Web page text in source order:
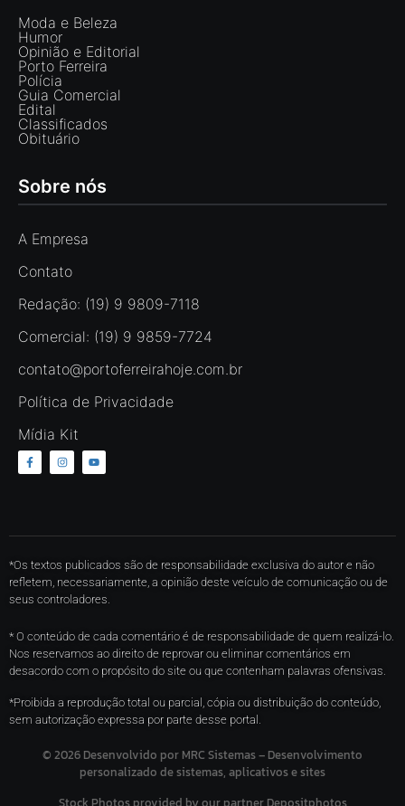
Moda e Beleza
Humor
Opinião e Editorial
Porto Ferreira
Polícia
Guia Comercial
Edital
Classificados
Obituário
Sobre nós
A Empresa
Contato
Redação: (19) 9 9809-7118
Comercial: (19) 9 9859-7724
contato@portoferreirahoje.com.br
Política de Privacidade
Mídia Kit
*Os textos publicados são de responsabilidade exclusiva do autor e não
refletem, necessariamente, a opinião deste veículo de comunicação ou de
seus controladores.
* O conteúdo de cada comentário é de responsabilidade de quem realizá-lo.
Nos reservamos ao direito de reprovar ou eliminar comentários em
desacordo com o propósito do site ou que contenham palavras ofensivas.
*Proibida a reprodução total ou parcial, cópia ou distribuição do conteúdo,
sem autorização expressa por parte desse portal.
© 2026 Desenvolvido por MRC Sistemas – Desenvolvimento
personalizado de sistemas, aplicativos e sites
Stock Photos provided by our partner Depositphotos